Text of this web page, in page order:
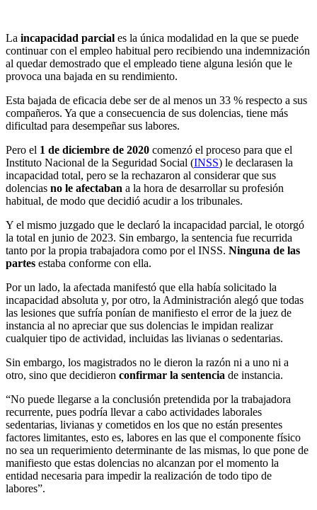
La incapacidad parcial es la única modalidad en la que se puede
continuar con el empleo habitual pero recibiendo una indemnización
al quedar demostrado que el empleado tiene alguna lesión que le
provoca una bajada en su rendimiento.
Esta bajada de eficacia debe ser de al menos un 33 % respecto a sus
compañeros. Ya que a consecuencia de sus dolencias, tiene más
dificultad para desempeñar sus labores.
Pero el 1 de diciembre de 2020 comenzó el proceso para que el
Instituto Nacional de la Seguridad Social (INSS) le declarasen la
incapacidad total, pero se la rechazaron al considerar que sus
dolencias no le afectaban a la hora de desarrollar su profesión
habitual, de modo que decidió acudir a los tribunales.
Y el mismo juzgado que le declaró la incapacidad parcial, le otorgó
la total en junio de 2023. Sin embargo, la sentencia fue recurrida
tanto por la propia trabajadora como por el INSS. Ninguna de las
partes estaba conforme con ella.
Por un lado, la afectada manifestó que ella había solicitado la
incapacidad absoluta y, por otro, la Administración alegó que todas
las lesiones que sufría ponían de manifiesto el error de la juez de
instancia al no apreciar que sus dolencias le impidan realizar
cualquier tipo de actividad, incluidas las livianas o sedentarias.
Sin embargo, los magistrados no le dieron la razón ni a uno ni a
otro, sino que decidieron confirmar la sentencia de instancia.
“No puede llegarse a la conclusión pretendida por la trabajadora
recurrente, pues podría llevar a cabo actividades laborales
sedentarias, livianas y cometidos en los que no están presentes
factores limitantes, esto es, labores en las que el componente físico
no sea un requerimiento determinante de las mismas, lo que pone de
manifiesto que estas dolencias no alcanzan por el momento la
entidad necesaria para impedir la realización de todo tipo de
labores”.